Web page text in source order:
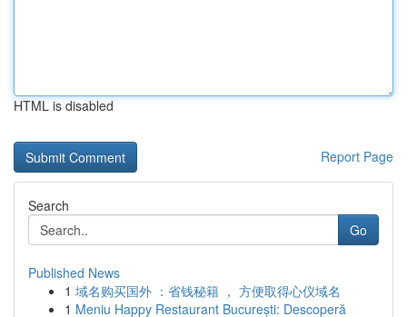
HTML is disabled
Report Page
Search
Go
Published News
1 域名购买国外 ：省钱秘籍 ， 方便取得心仪域名
1 Meniu Happy Restaurant București: Descoperă